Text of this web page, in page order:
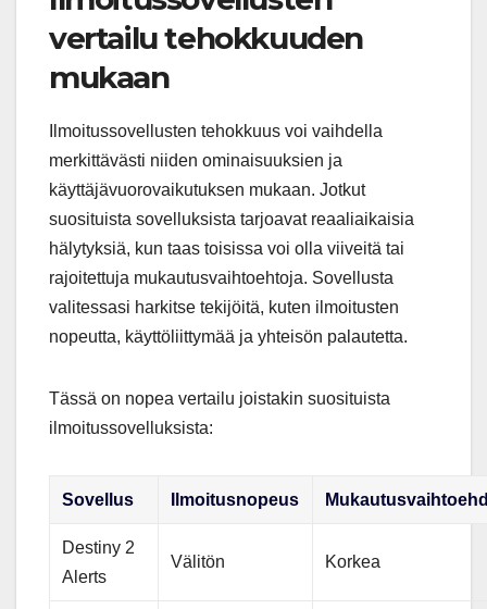
vertailu tehokkuuden
mukaan
Ilmoitussovellusten tehokkuus voi vaihdella
merkittävästi niiden ominaisuuksien ja
käyttäjävuorovaikutuksen mukaan. Jotkut
suosituista sovelluksista tarjoavat reaaliaikaisia
hälytyksiä, kun taas toisissa voi olla viiveitä tai
rajoitettuja mukautusvaihtoehtoja. Sovellusta
valitessasi harkitse tekijöitä, kuten ilmoitusten
nopeutta, käyttöliittymää ja yhteisön palautetta.
Tässä on nopea vertailu joistakin suosituista
ilmoitussovelluksista:
Sovellus Ilmoitusnopeus
Destiny 2
Alerts
Välitön Korkea